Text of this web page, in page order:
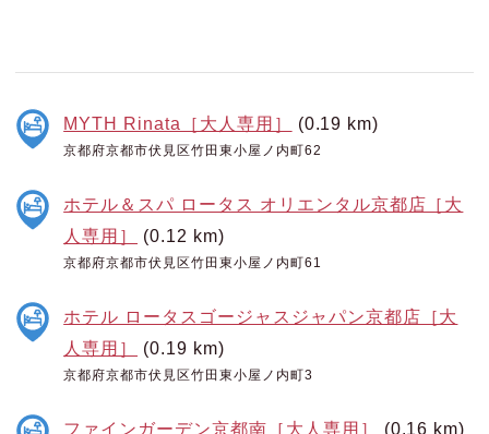
MYTH Rinata［大人専用］ (0.19 km)
京都府京都市伏見区竹田東小屋ノ内町62
ホテル＆スパ ロータス オリエンタル京都店［大
人専用］
(0.12 km)
京都府京都市伏見区竹田東小屋ノ内町61
ホテル ロータスゴージャスジャパン京都店［大
人専用］
(0.19 km)
京都府京都市伏見区竹田東小屋ノ内町3
ファインガーデン京都南［大人専用］ (0.16 km)